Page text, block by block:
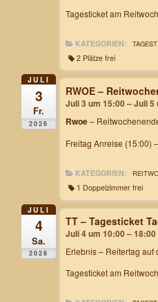
Tagesticket am
KATEGORIEN:
2 Plätze frei
JULI
3
Fr.
2026
RWOE –
Juli 3 um 15:00 – Juli 5
Rwoe–
Freitag Anreise (15:00)
KATEGORIEN:
1 Doppelzimmer frei
JULI
4
Sa.
2026
TT – Tagesticket
Juli 4 um 10:00 – 18:00
Erlebnis – Reitertag auf
Tagesticket am